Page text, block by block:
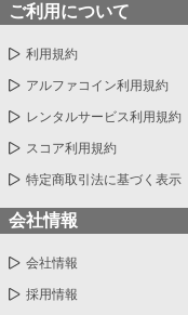
ご利用について
利用規約
アルファコイン利用規約
レンタルサービス利用規約
スコア利用規約
特定商取引法に基づく表示
会社情報
会社情報
採用情報